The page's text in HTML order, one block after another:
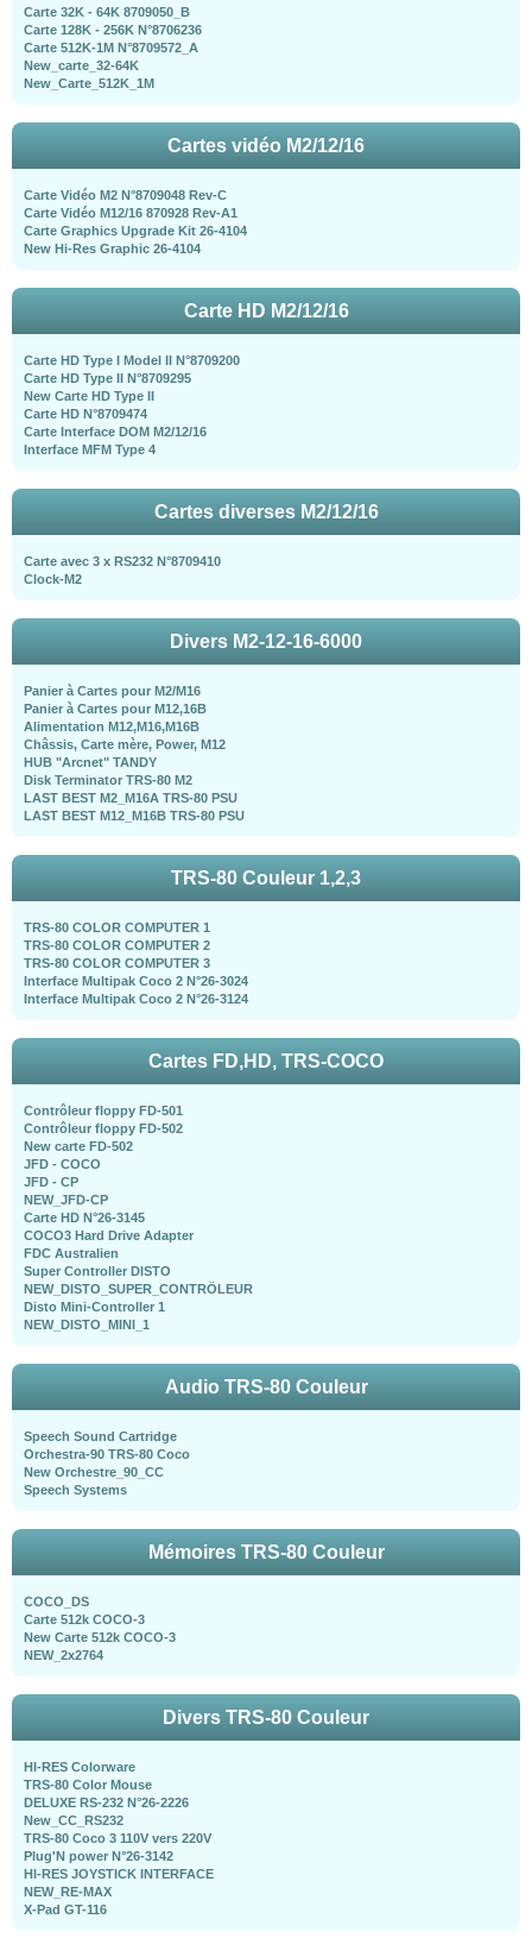
Carte 32K - 64K 8709050_B
Carte 128K - 256K N°8706236
Carte 512K-1M N°8709572_A
New_carte_32-64K
New_Carte_512K_1M
Cartes vidéo M2/12/16
Carte Vidéo M2 N°8709048 Rev-C
Carte Vidéo M12/16 870928 Rev-A1
Carte Graphics Upgrade Kit 26-4104
New Hi-Res Graphic 26-4104
Carte HD M2/12/16
Carte HD Type I Model II N°8709200
Carte HD Type II N°8709295
New Carte HD Type II
Carte HD N°8709474
Carte Interface DOM M2/12/16
Interface MFM Type 4
Cartes diverses M2/12/16
Carte avec 3 x RS232 N°8709410
Clock-M2
Divers M2-12-16-6000
Panier à Cartes pour M2/M16
Panier à Cartes pour M12,16B
Alimentation M12,M16,M16B
Châssis, Carte mère, Power, M12
HUB "Arcnet" TANDY
Disk Terminator TRS-80 M2
LAST BEST M2_M16A TRS-80 PSU
LAST BEST M12_M16B TRS-80 PSU
TRS-80 Couleur 1,2,3
TRS-80 COLOR COMPUTER 1
TRS-80 COLOR COMPUTER 2
TRS-80 COLOR COMPUTER 3
Interface Multipak Coco 2 N°26-3024
Interface Multipak Coco 2 N°26-3124
Cartes FD,HD, TRS-COCO
Contrôleur floppy FD-501
Contrôleur floppy FD-502
New carte FD-502
JFD - COCO
JFD - CP
NEW_JFD-CP
Carte HD N°26-3145
COCO3 Hard Drive Adapter
FDC Australien
Super Controller DISTO
NEW_DISTO_SUPER_CONTRÖLEUR
Disto Mini-Controller 1
NEW_DISTO_MINI_1
Audio TRS-80 Couleur
Speech Sound Cartridge
Orchestra-90 TRS-80 Coco
New Orchestre_90_CC
Speech Systems
Mémoires TRS-80 Couleur
COCO_DS
Carte 512k COCO-3
New Carte 512k COCO-3
NEW_2x2764
Divers TRS-80 Couleur
HI-RES Colorware
TRS-80 Color Mouse
DELUXE RS-232 N°26-2226
New_CC_RS232
TRS-80 Coco 3 110V vers 220V
Plug'N power N°26-3142
HI-RES JOYSTICK INTERFACE
NEW_RE-MAX
X-Pad GT-116